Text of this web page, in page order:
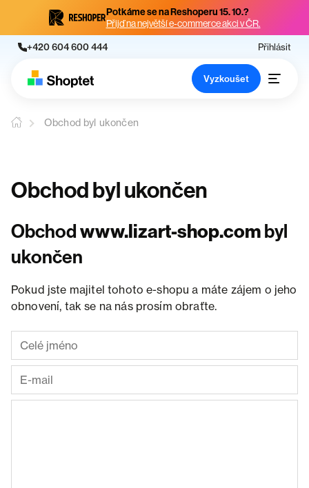
Potkáme se na Reshoperu 15. 10.?
Přijď na největší e-commerce akci v ČR.
+420 604 600 444 Přihlásit
Vyzkoušet
Obchod byl ukončen
Obchod byl ukončen
Obchodwww.lizart-shop.combyl
ukončen
Pokud jste majitel tohoto e-shopu a máte zájem o jeho
obnovení, tak se na nás prosím obraťte.